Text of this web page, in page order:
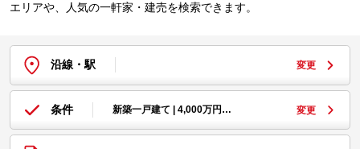
エリアや、人気の一軒家・建売を検索できます。
沿線・駅 変更
条件 新築一戸建て | 4,000万円… 変更